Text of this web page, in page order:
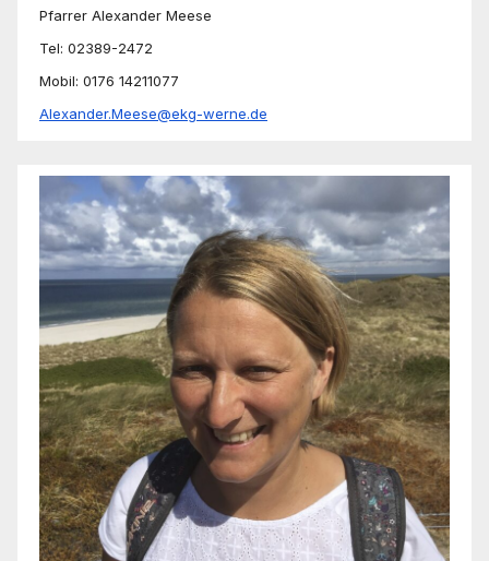
Pfarrer Alexander Meese
Tel: 02389-2472
Mobil: 0176 14211077
Alexander.Meese@ekg-werne.de